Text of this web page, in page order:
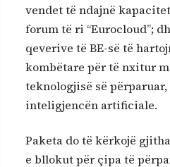
vendet të ndajnë
forum të ri “Eurocloud”;
qeverive të BE-së të
kombëtare për të nxitur
teknologjisë së
inteligjencën artificiale.
Paketa do të kërkojë
e bllokut për çipa të